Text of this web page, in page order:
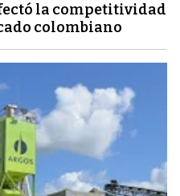
la competitividad
colombiano